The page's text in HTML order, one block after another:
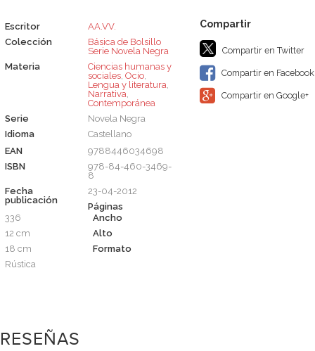
Escritor
AA.VV.
Colección
Básica de Bolsillo 
Serie Novela Negra
Materia
Ciencias humanas y
sociales, Ocio,
Lengua y literatura,
Narrativa,
Contemporánea
Serie
Novela Negra
Idioma
Castellano
EAN
9788446034698
ISBN
978-84-460-3469-
8
Fecha
publicación
23-04-2012
Páginas
336
Ancho
12 cm
Alto
18 cm
Formato
Rústica
Compartir en Twitter
Compartir en Facebook
Compartir en Google+
RESEÑAS